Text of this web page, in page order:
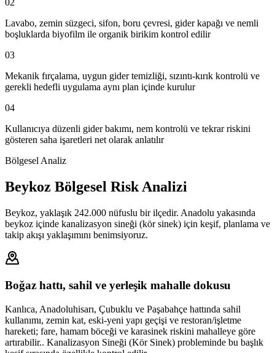
Lavabo, zemin süzgeci, sifon, boru çevresi, gider kapağı ve nemli
boşluklarda biyofilm ile organik birikim kontrol edilir
03
Mekanik fırçalama, uygun gider temizliği, sızıntı-kırık kontrolü ve
gerekli hedefli uygulama aynı plan içinde kurulur
04
Kullanıcıya düzenli gider bakımı, nem kontrolü ve tekrar riskini
gösteren saha işaretleri net olarak anlatılır
Bölgesel Analiz
Beykoz Bölgesel Risk Analizi
Beykoz, yaklaşık 242.000 nüfuslu bir ilçedir. Anadolu yakasında
beykoz içinde kanalizasyon sineği (kör sinek) için keşif, planlama ve
takip akışı yaklaşımını benimsiyoruz.
Boğaz hattı, sahil ve yerleşik mahalle dokusu
Kanlıca, Anadoluhisarı, Çubuklu ve Paşabahçe hattında sahil
kullanımı, zemin kat, eski-yeni yapı geçişi ve restoran/işletme
hareketi; fare, hamam böceği ve karasinek riskini mahalleye göre
artırabilir.. Kanalizasyon Sineği (Kör Sinek) probleminde bu başlık